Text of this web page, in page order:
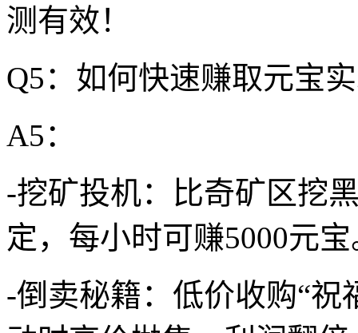
测有效！
Q5：如何快速赚取元宝
A5：
-挖矿投机：比奇矿区挖
定，每小时可赚5000元
-倒卖秘籍：低价收购“祝